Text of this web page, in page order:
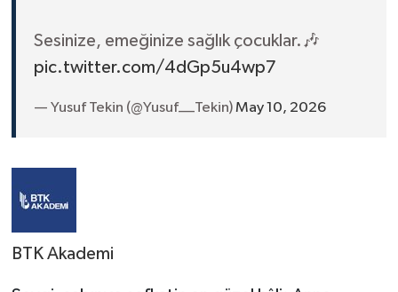
Sesinize, emeğinize sağlık çocuklar.🎶
pic.twitter.com/4dGp5u4wp7
— Yusuf Tekin (@Yusuf__Tekin)May 10, 2026
BTK Akademi